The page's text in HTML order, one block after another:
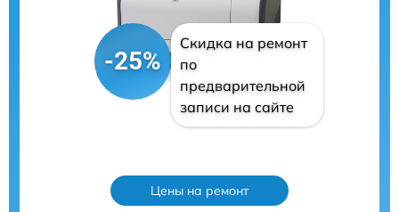
-25%
Скидка на ремонт
по
предварительной
записи на сайте
Цены на ремонт